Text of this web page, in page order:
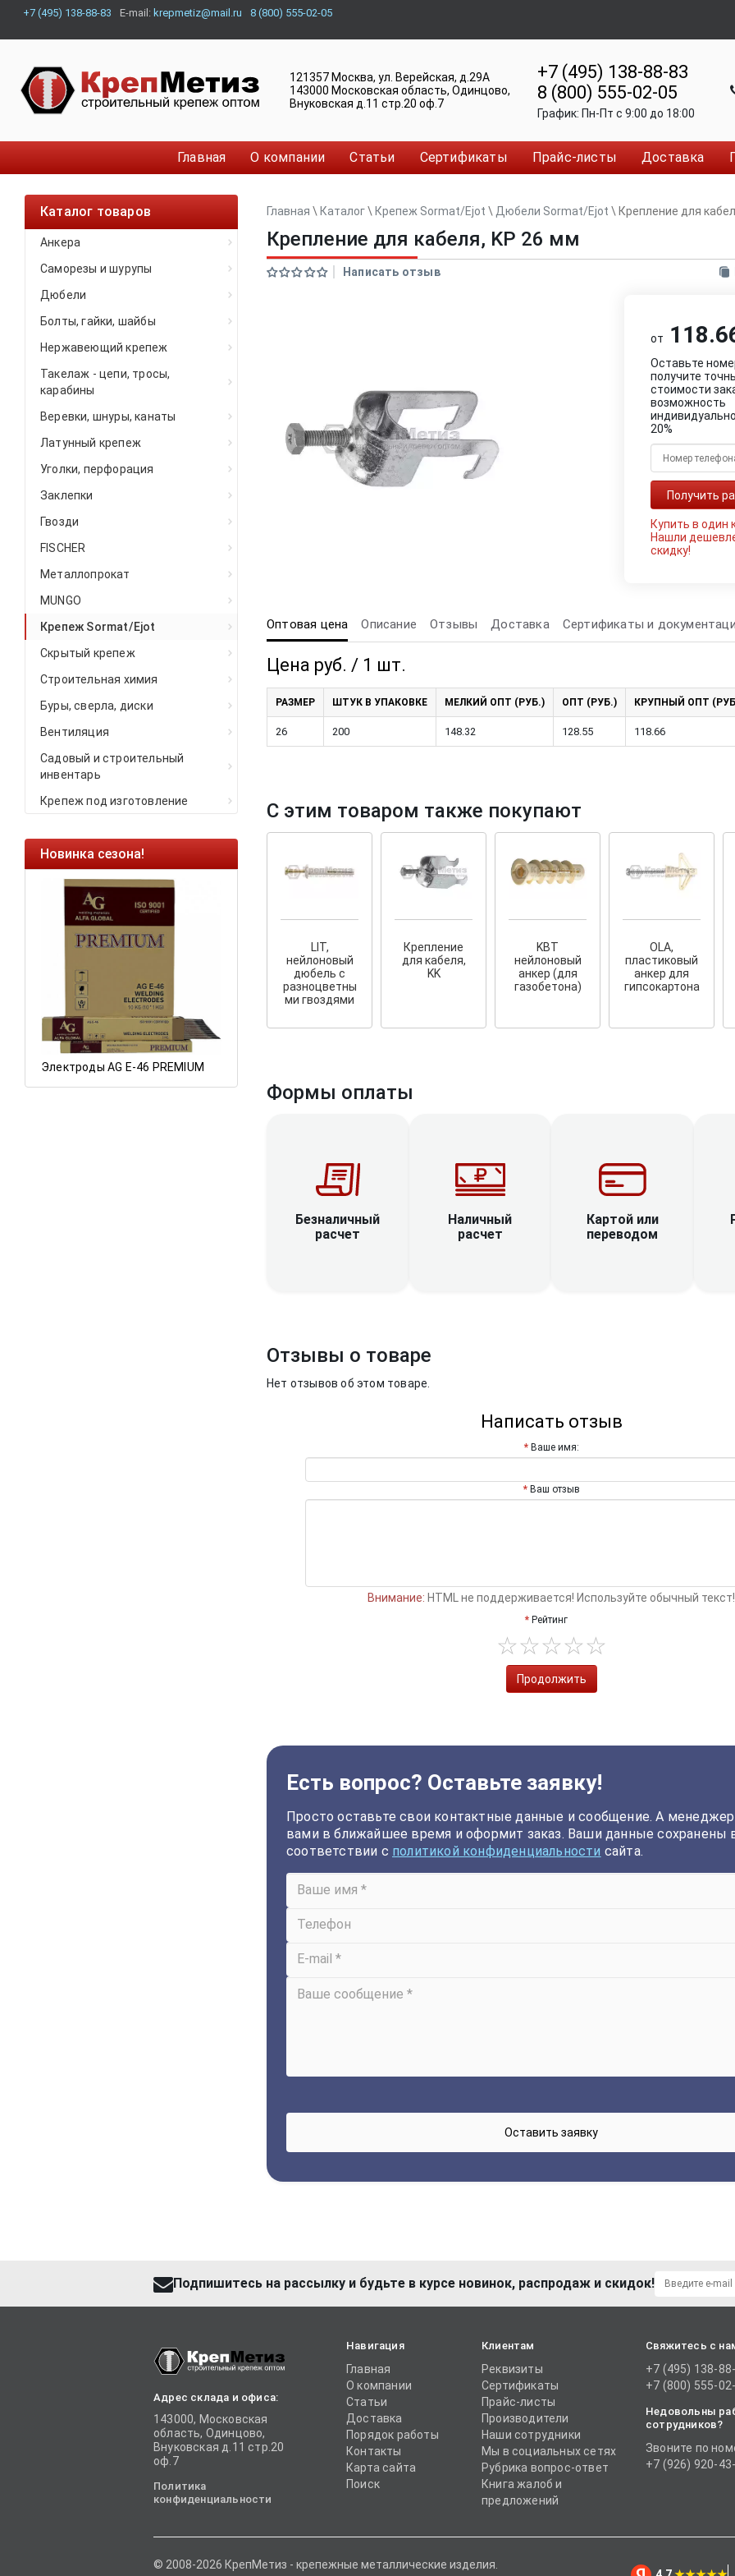
+7 (495) 138-88-83 E-mail: krepmetiz@mail.ru 8 (800) 555-02-05
121357 Москва, ул. Верейская, д.29А
143000 Московская область, Одинцово,
Внуковская д.11 стр.20 оф.7
+7 (495) 138-88-83
8 (800) 555-02-05
График: Пн-Пт c 9:00 до 18:00
Главная О компании Статьи Сертификаты Прайс-листы Доставка
Каталог товаров
Анкера
Саморезы и шурупы
Дюбели
Болты, гайки, шайбы
Нержавеющий крепеж
Такелаж - цепи, тросы,
карабины
Веревки, шнуры, канаты
Латунный крепеж
Уголки, перфорация
Заклепки
Гвозди
FISCHER
Металлопрокат
MUNGO
Крепеж Sormat/Ejot
Скрытый крепеж
Строительная химия
Буры, сверла, диски
Вентиляция
Садовый и строительный
инвентарь
Крепеж под изготовление
Новинка сезона!
Электроды AG E-46 PREMIUM
Саморезы кровельные HKR-R
остатков по ценам 2020 года!
Крепление террас и фасадов
У нас появилсяскрытый
.
Главная \ Каталог\ Крепеж Sormat/Ejot \ Дюбели Sormat/Ejot \ Крепление для
Крепление для кабеля, KP 26 мм
Написать отзыв
от
Оставьте
получите
стоимости
возможность
20%
Купить в один
Нашли
скидку!
Оптовая цена Описание Отзывы Доставка Сертификаты и
Цена руб. / 1 шт.
РАЗМЕР ШТУК В УПАКОВКЕ МЕЛКИЙ ОПТ (РУБ.) ОПТ (РУБ.) КРУПНЫЙ ОПТ
26 200 148.32 128.55 118.66
С этим товаром также покупают
LIT,
нейлоновый
дюбель с
разноцветны
ми гвоздями
Крепление
для кабеля,
KK
KBT
нейлоновый
анкер (для
газобетона)
OLA,
пластиковый
анкер для
гипсокартона
Формы оплаты
Безналичный
расчет
Наличный
расчет
Картой или
переводом
Отзывы о товаре
Нет отзывов об этом товаре.
Написать отзыв
Ваше имя:
Ваш отзыв
Внимание: HTML не поддерживается! Используйте обычный текст!
Рейтинг
Продолжить
Есть вопрос? Оставьте заявку!
Просто оставьте свои контактные данные и сообщение. А
вами в ближайшее время и оформит заказ. Ваши данные сохранены
соответствии с политикой конфиденциальности сайта.
Подпишитесь на рассылку и будьте в курсе новинок, распродаж и скидок!
Адрес склада и офиса:
143000, Московская
область, Одинцово,
Внуковская д.11 стр.20
оф.7
Политика
конфиденциальности
Навигация
Главная
О компании
Статьи
Доставка
Порядок работы
Контакты
Карта сайта
Поиск
Клиентам
Реквизиты
Сертификаты
Прайс-листы
Производители
Наши сотрудники
Мы в социальных сетях
Рубрика вопрос-ответ
Книга жалоб и
предложений
Свяжитесь с
+7 (495) 138-
+7 (800) 555-
Недовольны
сотрудников?
Звоните по
+7 (926) 920-
© 2008-2026 КрепМетиз - крепежные металлические изделия.